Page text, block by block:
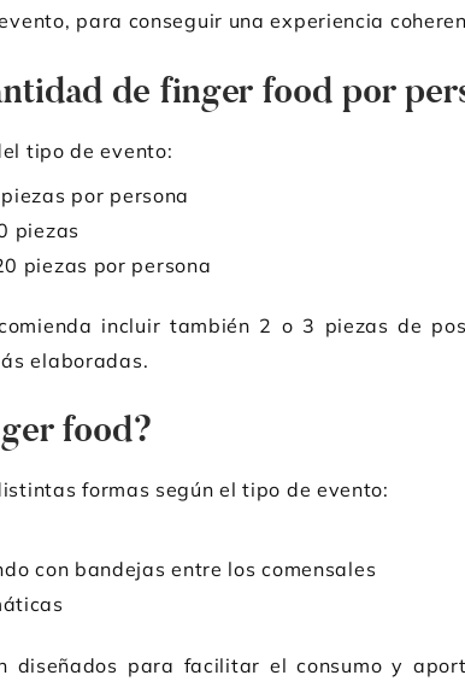
para conseguir una experiencia
de finger food por
tipo de evento:
por persona
piezas
piezas por persona
incluir también 2 o 3 piezas de
elaboradas.
food?
formas según el tipo de evento:
con bandejas entre los comensales
diseñados para facilitar el consumo y